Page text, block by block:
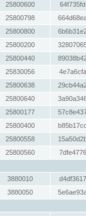
25800600
25800798
25800800
25800200
25800440
25830056
25800638
25800640
25800177
25800400
25800558
25800560
3880010
3880050